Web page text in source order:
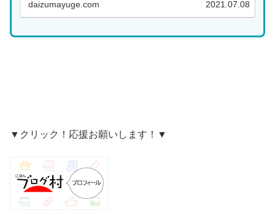
daizumayuge.com 2021.07.08
▼クリック！応援お願いします！▼